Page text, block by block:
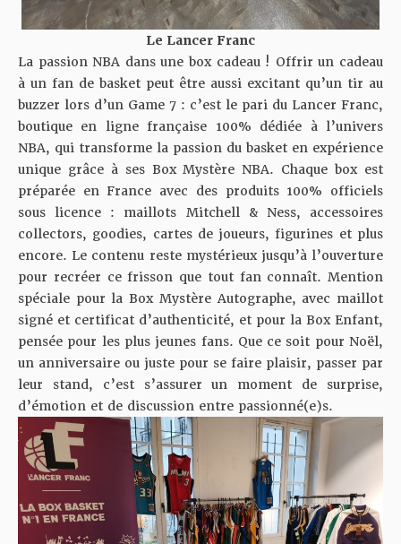
Le Lancer Franc
La passion NBA dans une box cadeau ! Offrir un cadeau
à un fan de basket peut être aussi excitant qu’un tir au
buzzer lors d’un Game 7 : c’est le pari du Lancer Franc,
boutique en ligne française 100% dédiée à l’univers
NBA, qui transforme la passion du basket en expérience
unique grâce à ses Box Mystère NBA. Chaque box est
préparée en France avec des produits 100% officiels
sous licence : maillots Mitchell & Ness, accessoires
collectors, goodies, cartes de joueurs, figurines et plus
encore. Le contenu reste mystérieux jusqu’à l’ouverture
pour recréer ce frisson que tout fan connaît. Mention
spéciale pour la Box Mystère Autographe, avec maillot
signé et certificat d’authenticité, et pour la Box Enfant,
pensée pour les plus jeunes fans. Que ce soit pour Noël,
un anniversaire ou juste pour se faire plaisir, passer par
leur stand, c’est s’assurer un moment de surprise,
d’émotion et de discussion entre passionné(e)s.